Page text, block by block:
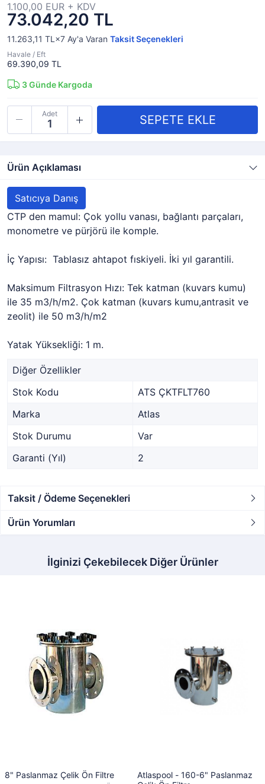
73.042,20 TL
1.100,00 EUR + KDV
11.263,11 TL×7 Ay'a Varan Taksit Seçenekleri
Havale / Eft
69.390,09 TL
3Günde Kargoda
Adet
Ürün Açıklaması
Satıcıya Danış
CTP den mamul: Çok yollu vanası, bağlantı parçaları,
monometre ve pürjörü ile komple.
İç Yapısı: Tablasız ahtapot fıskiyeli. İki yıl garantili.
Maksimum Filtrasyon Hızı: Tek katman (kuvars kumu)
ile 35 m3/h/m2. Çok katman (kuvars kumu,antrasit ve
zeolit) ile 50 m3/h/m2
Yatak Yüksekliği: 1 m.
Diğer Özellikler
Stok Kodu
ATS ÇKTFLT760
Marka
Atlas
Stok Durumu
Var
Garanti (Yıl)
2
Taksit / Ödeme Seçenekleri
Ürün Yorumları
İlginizi Çekebilecek Diğer Ürünler
8" Paslanmaz Çelik Ön Filtre
Atlaspool - 160-6" Paslanmaz